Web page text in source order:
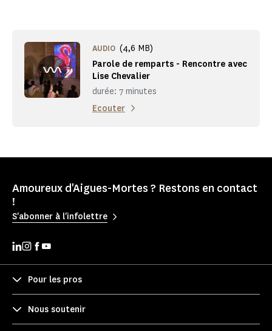
Parole de remparts - Rencontre avec
Lise Chevalier
durée: 7 minutes
AUDIO (4,6 MB)
Ecouter
Amoureux d'Aigues-Mortes ? Restons en contact
!
S'abonner à l'infolettre
Pour les pros
Nous soutenir